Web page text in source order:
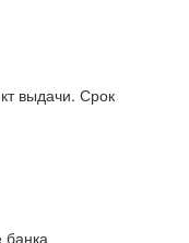
выдачи. Срок
банка